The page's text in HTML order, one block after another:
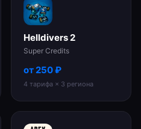
Helldivers 2
Super Credits
от250₽
4 тарифа × 3 региона